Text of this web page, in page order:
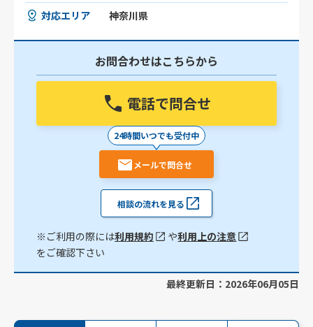
対応エリア
神奈川県
お問合わせはこちらから
電話で問合せ
24時間いつでも受付中
メールで問合せ
相談の流れを見る
※ご利用の際には利用規約 や利用上の注意
をご確認下さい
最終更新日：2026年06月05日